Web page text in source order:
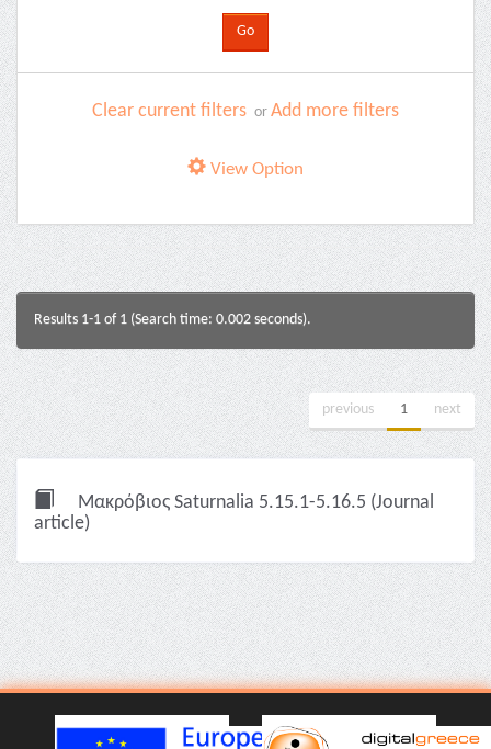
Clear current filters or Add more filters
View Option
Results 1-1 of 1 (Search time: 0.002 seconds).
previous 1 next
Μακρόβιος Saturnalia 5.15.1-5.16.5 (Journal
article)